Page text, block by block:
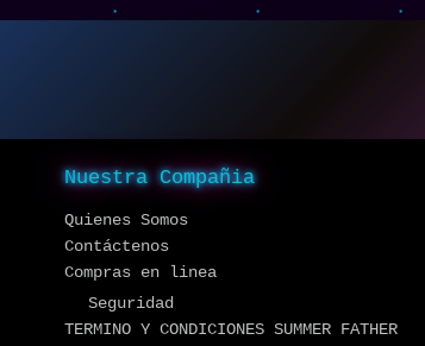
Nuestra Compañia
Quienes Somos
Contáctenos
Compras en linea
Seguridad
TERMINO Y CONDICIONES SUMMER FATHER